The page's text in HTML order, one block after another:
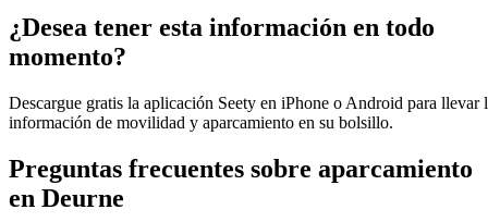
¿Desea tener esta información en todo
momento?
Descargue gratis la aplicación Seety en iPhone o Android para llevar
información de movilidad y aparcamiento en su bolsillo.
Preguntas frecuentes sobre aparcamiento
en Deurne